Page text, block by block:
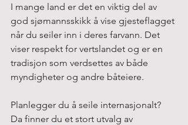
I mange land er det en viktig del av
god sjømannsskikk å vise gjesteflagget
når du seiler inn i deres farvann. Det
viser respekt for vertslandet og er en
tradisjon som verdsettes av både
myndigheter og andre båteiere.
Planlegger du å seile internasjonalt?
Da finner du et stort utvalg av